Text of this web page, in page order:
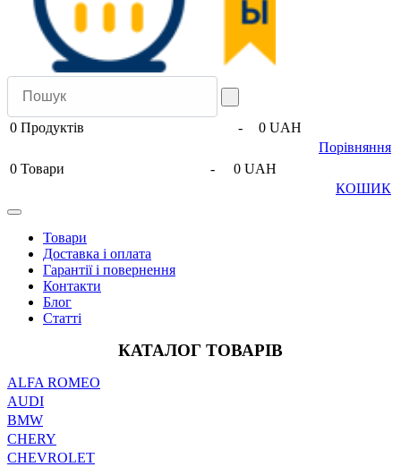
0 Продуктів -
0 UAH
Порівняння
0 Товари -
0 UAH
КОШИК
Товари
Доставка і оплата
Гарантії і повернення
Контакти
Блог
Статті
КАТАЛОГ ТОВАРІВ
ALFA ROMEO
AUDI
BMW
CHERY
CHEVROLET